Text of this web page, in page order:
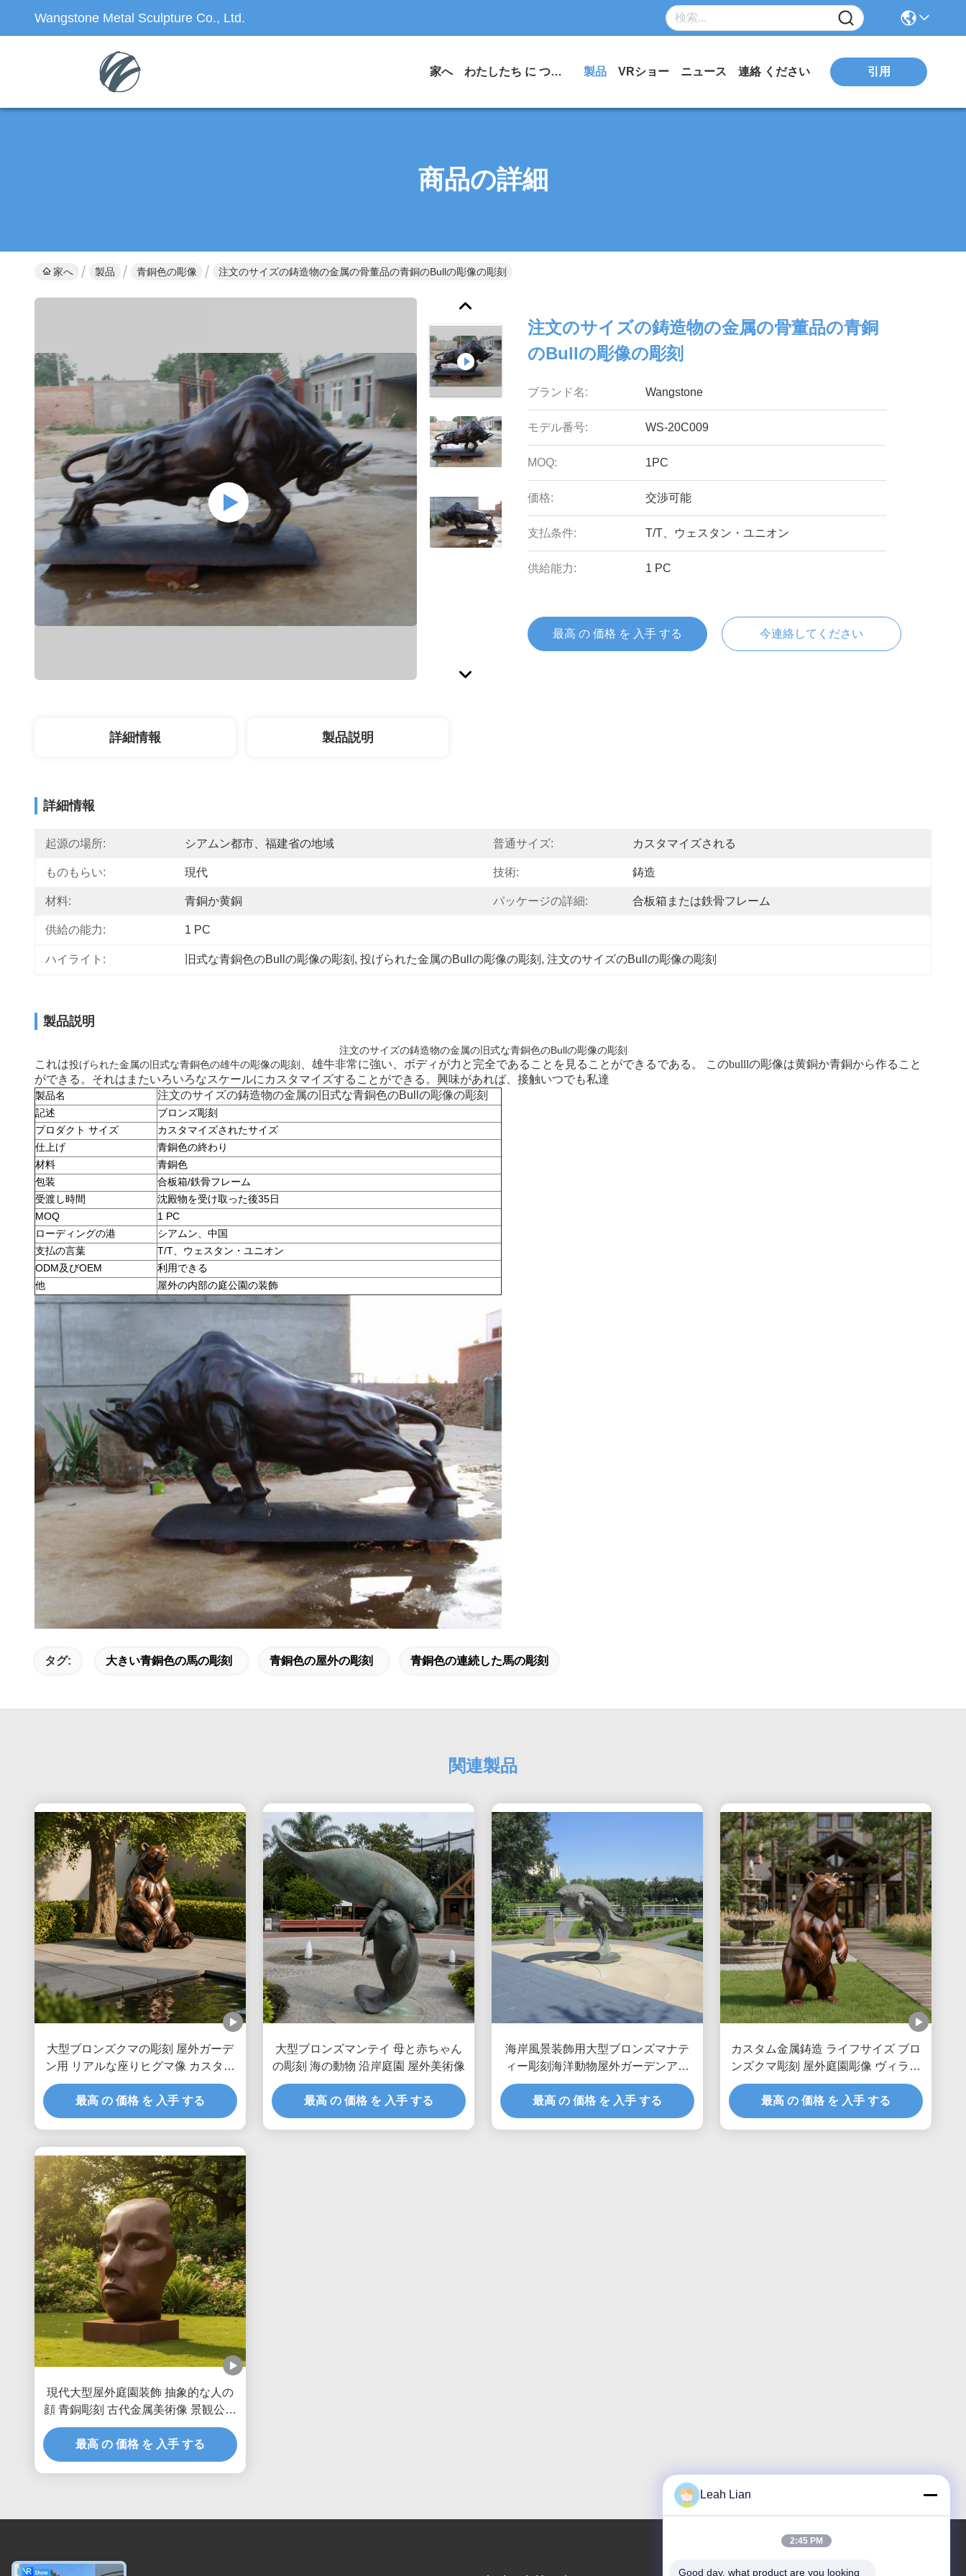
Wangstone Metal Sculpture Co., Ltd.
家へ わたしたち に つい て 製品 VRショー ニュース 連絡 ください 引用
商品の詳細
家へ 製品 青銅色の彫像 注文のサイズの鋳造物の金属の骨董品の青銅のBullの彫像の彫刻
注文のサイズの鋳造物の金属の骨董品の青銅
のBullの彫像の彫刻
ブランド名: Wangstone
モデル番号: WS-20C009
MOQ: 1PC
価格: 交渉可能
支払条件: T/T、ウェスタン・ユニオン
供給能力: 1 PC
最高 の 価格 を 入手 する 今連絡してください
詳細情報 製品説明
詳細情報
起源の場所: シアムン都市、福建省の地域 普通サイズ: カスタマイズされる
ものもらい: 現代 技術: 鋳造
材料: 青銅か黄銅 パッケージの詳細: 合板箱または鉄骨フレーム
供給の能力: 1 PC
ハイライト: 旧式な青銅色のBullの彫像の彫刻 , 投げられた金属のBullの彫像の彫刻 , 注文のサイズのBullの彫像の彫刻
製品説明
注文のサイズの鋳造物の金属の旧式な青銅色のBullの彫像の彫刻
これは投げられた金属の旧式な青銅色の雄牛の彫像の彫刻
、雄牛非常に強い、ボディが力と完全であることを見ることができるである。 このbulllの彫像は黄銅か青銅から作ること
ができる。それはまたいろいろなスケールにカスタマイズすることができる。興味があれば、接触いつでも私達
製品名 注文のサイズの鋳造物の金属の旧式な青銅色のBullの彫像の彫刻
記述
ブロンズ彫刻
プロダクト サイズ
カスタマイズされたサイズ
仕上げ
青銅色の終わり
材料
青銅色
包装
合板箱/鉄骨フレーム
受渡し時間
沈殿物を受け取った後35日
MOQ
1 PC
ローディングの港
シアムン、中国
支払の言葉
T/T、ウェスタン・ユニオン
ODM及びOEM
利用できる
他
屋外の内部の庭公園の装飾
タグ: 大きい青銅色の馬の彫刻 青銅色の屋外の彫刻 青銅色の連続した馬の彫刻
関連製品
大型ブロンズクマの彫刻 屋外ガーデ
ン用 リアルな座りヒグマ像 カスタム
メタル動物アート装飾 パークヴィラ
用
最高 の 価格 を 入手 する
大型ブロンズマンテイ 母と赤ちゃん
の彫刻 海の動物 沿岸庭園 屋外美術像
最高 の 価格 を 入手 する
海岸風景装飾用大型ブロンズマナテ
ィー彫刻海洋動物屋外ガーデンアー
ト像
最高 の 価格 を 入手 する
カスタム金属鋳造 ライフサイズ ブロ
ンズクマ彫刻 屋外庭園彫像 ヴィラパ
ークのリアルな動物アート 景観装飾
最高 の 価格 を 入手 する
現代大型屋外庭園装飾 抽象的な人の
顔 青銅彫刻 古代金属美術像 景観公園
の庭園装飾
最高 の 価格 を 入手 する
Leah Lian
2:45 PM
Good day, what product are you looking